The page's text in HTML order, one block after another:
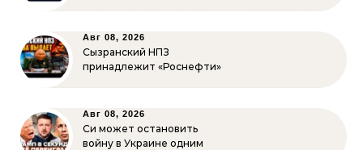
Авг 08, 2026
Сызранский НПЗ
принадлежит «Роснефти»
Авг 08, 2026
Си может остановить
войну в Украине одним